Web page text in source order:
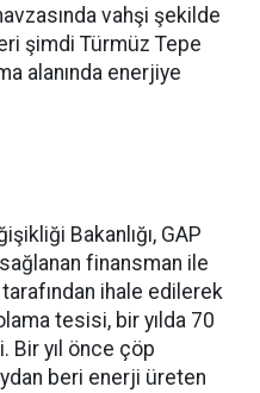
vahşi şekilde
şimdi Türmüz Tepe
alanında enerjiye
Bakanlığı, GAP
finansman ile
ihale edilerek
tesisi, bir yılda 70
Bir yıl önce çöp
beri enerji üreten